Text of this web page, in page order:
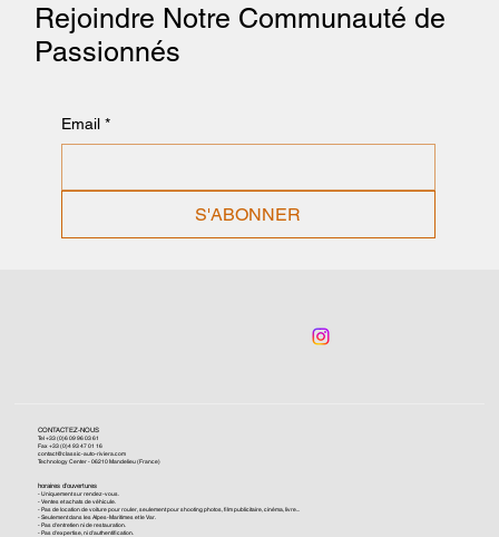
Rejoindre Notre Communauté de
Passionnés
Email *
S'ABONNER
CONTACTEZ-NOUS
Tel +33 (0)6 09 96 03 61
Fax +33 (0)4 93 47 01 16
contact@classic-auto-riviera.com
Technology Center - 06210 Mandelieu (France)
horaires d'ouvertures
- Uniquement sur rendez-vous.
- Ventes et achats de véhicule.
- Pas de location de voiture pour rouler, seulement pour shooting photos, film publicitaire, cinéma, livre...
- Seulement dans les Alpes-Maritimes et le Var.
- Pas d'entretien ni de restauration.
- Pas d'expertise, ni d'authentification.